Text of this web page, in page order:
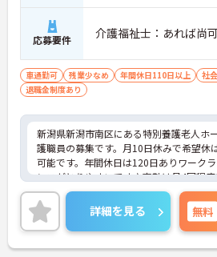
応募要件 介護福祉士：あれば尚可
車通勤可 残業少なめ 年間休日110日以上 社
退職金制度あり
新潟県新潟市南区にある特別養護老人ホ
護職員の募集です。月10日休みで希望休
可能です。年間休日は120日ありワーク
ンスがとりやすいです♪夜勤は月4回程
り入るわけではなく業務に十分慣れてか
なるため夜勤が初めての方も安心して就業
出来ます。ご興味ある方には面接対策ポ
ど、さらに詳しい詳細をお話いたします
にご相談ください。
詳細を見る 無料